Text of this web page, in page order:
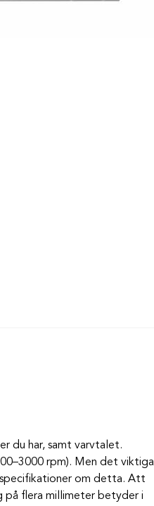
du har, samt varvtalet.
rpm). Men det viktiga
specifikationer om detta. Att
på flera millimeter betyder i